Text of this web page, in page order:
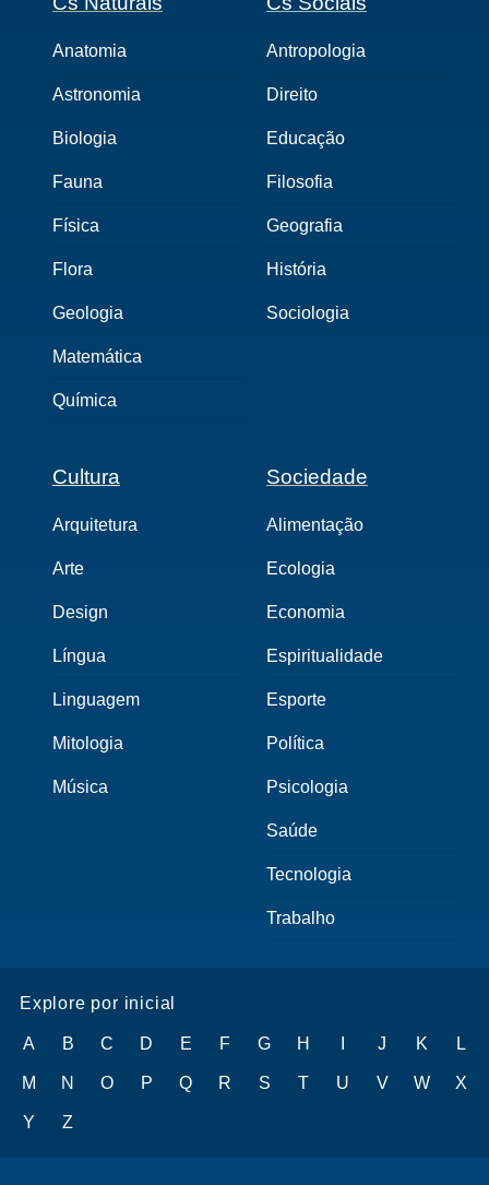
Anatomia
Astronomia
Biologia
Fauna
Física
Flora
Geologia
Matemática
Química
Antropologia
Direito
Educação
Filosofia
Geografia
História
Sociologia
Cultura
Arquitetura
Arte
Design
Língua
Linguagem
Mitologia
Música
Sociedade
Alimentação
Ecologia
Economia
Espiritualidade
Esporte
Política
Psicologia
Saúde
Tecnologia
Trabalho
Explore por inicial
A B C D E F G H J K L
M N O P Q R S T U V W X
Y Z